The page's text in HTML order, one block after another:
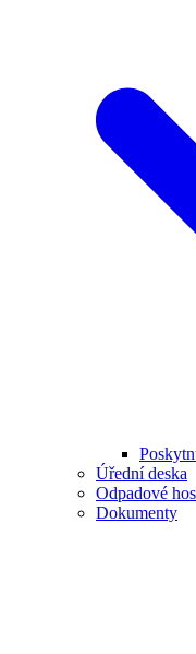
Úřední deska
Odpadové
Dokumenty